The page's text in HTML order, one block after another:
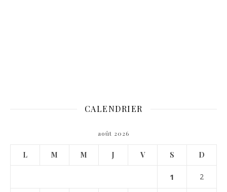
CALENDRIER
août 2026
L M M J V S D
1 2